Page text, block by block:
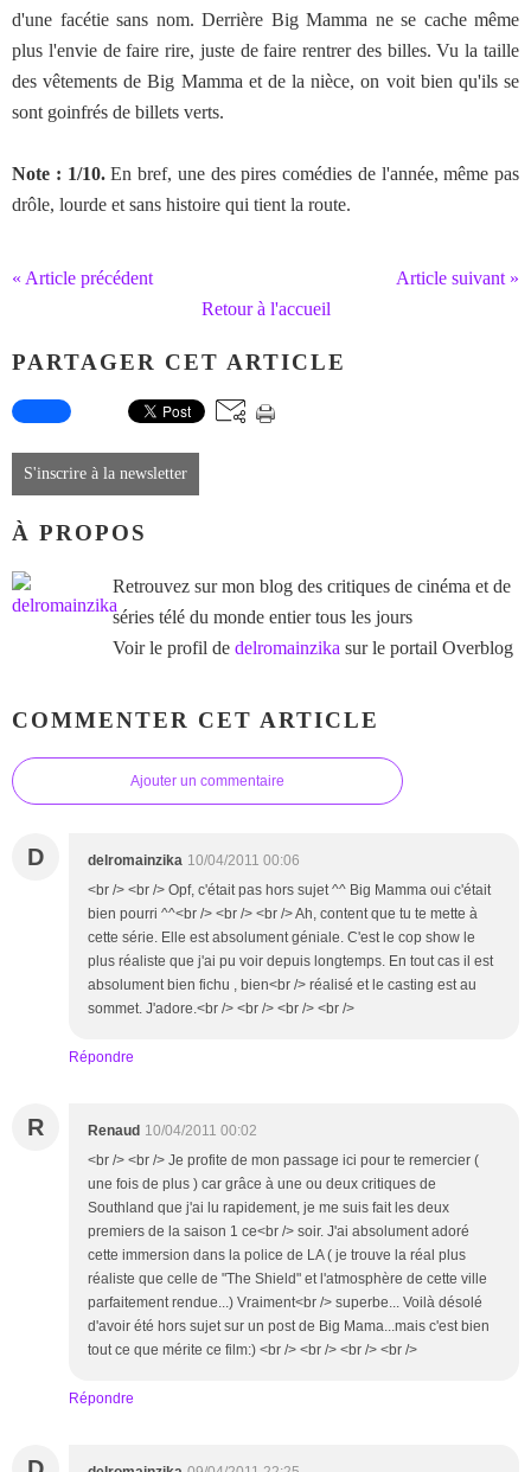
d'une facétie sans nom. Derrière Big Mamma ne se cache même
plus l'envie de faire rire, juste de faire rentrer des billes. Vu la taille
des vêtements de Big Mamma et de la nièce, on voit bien qu'ils se
sont goinfrés de billets verts.
Note : 1/10.En bref, une des pires comédies de l'année, même pas
drôle, lourde et sans histoire qui tient la route.
« Article précédent
Article suivant »
Retour à l'accueil
PARTAGER CET ARTICLE
S'inscrire à la newsletter
À PROPOS
Retrouvez sur mon blog des critiques de cinéma et de
séries télé du monde entier tous les jours
Voir le profil de delromainzika sur le portail Overblog
COMMENTER CET ARTICLE
Ajouter un commentaire
D delromainzika 10/04/2011 00:06
<br /> <br /> Opf, c'était pas hors sujet ^^ Big Mamma oui c'était
bien pourri ^^<br /> <br /> <br /> Ah, content que tu te mette à
cette série. Elle est absolument géniale. C'est le cop show le
plus réaliste que j'ai pu voir depuis longtemps. En tout cas il est
absolument bien fichu , bien<br /> réalisé et le casting est au
sommet. J'adore.<br /> <br /> <br /> <br />
Répondre
R Renaud 10/04/2011 00:02
<br /> <br /> Je profite de mon passage ici pour te remercier (
une fois de plus ) car grâce à une ou deux critiques de
Southland que j'ai lu rapidement, je me suis fait les deux
premiers de la saison 1 ce<br /> soir. J'ai absolument adoré
cette immersion dans la police de LA ( je trouve la réal plus
réaliste que celle de "The Shield" et l'atmosphère de cette ville
parfaitement rendue...) Vraiment<br /> superbe... Voilà désolé
d'avoir été hors sujet sur un post de Big Mama...mais c'est bien
tout ce que mérite ce film:) <br /> <br /> <br /> <br />
Répondre